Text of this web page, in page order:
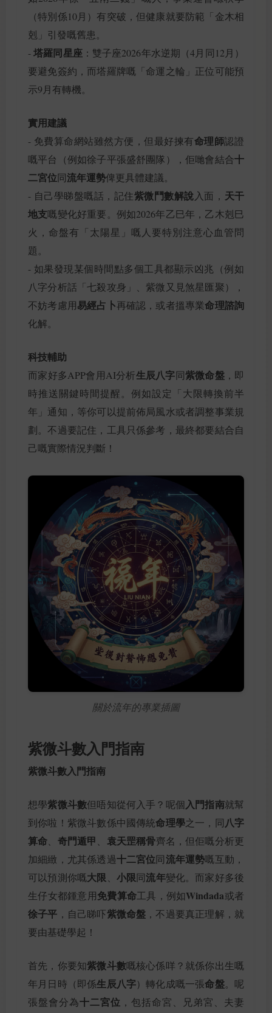
（特別係10月）有突破，但健康就要防範「金木相
剋」引發嘅舊患。
-塔羅同星座：雙子座2026年水逆期（4月同12月）
要避免簽約，而塔羅牌嘅「命運之輪」正位可能預
示9月有轉機。
實用建議
- 免費算命網站雖然方便，但最好揀有命理師認證
嘅平台（例如徐子平張盛舒團隊），佢哋會結合十
二宮位同流年運勢俾更具體建議。
- 自己學睇盤嘅話，記住紫微鬥數解說 入面， 天干
地支嘅變化好重要。例如2026年乙巳年，乙木剋巳
火，命盤有「太陽星」嘅人要特別注意心血管問
題。
- 如果發現某個時間點多個工具都顯示凶兆（例如
八字分析話「七殺攻身」、紫微又見煞星匯聚），
不妨考慮用易經占卜再確認，或者搵專業命理諮詢
化解。
科技輔助
而家好多APP會用AI分析生辰八字同紫微命盤，即
時推送關鍵時間提醒。例如設定「大限轉換前半
年」通知，等你可以提前佈局風水或者調整事業規
劃。不過要記住，工具只係參考，最終都要結合自
己嘅實際情況判斷！
關於流年的專業插圖
紫微斗數入門指南
紫微斗數入門指南
想學紫微斗數但唔知從何入手？呢個入門指南就幫
到你啦！紫微斗數係中國傳統命理學之一，同八字
算命
奇門遁甲 袁天罡稱骨齊名，但佢嘅分析更
加細緻，尤其係透過十二宮位同流年運勢嘅互動，
可以預測你嘅大限 小限同流年變化。而家好多後
生仔女都鍾意用免費算命工具，例如Windada或者
徐子平 ，自己睇吓紫微命盤 ，不過要真正理解，就
要由基礎學起！
首先，你要知紫微斗數嘅核心係咩？就係你出生嘅
年月日時（即係生辰八字）轉化成嘅一張命盤。呢
張盤會分為十二宮位 ，包括命宮、兄弟宮、夫妻